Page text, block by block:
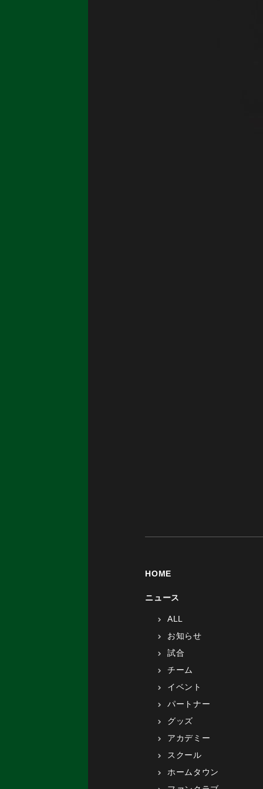
HOME
ニュース
ALL
お知らせ
試合
チーム
イベント
パートナー
グッズ
アカデミー
スクール
ホームタウン